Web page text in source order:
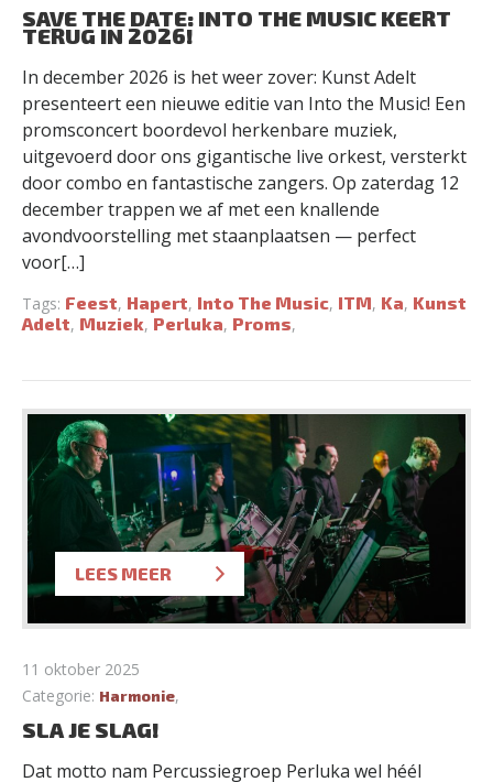
SAVE THE DATE: INTO THE MUSIC KEERT
TERUG IN 2026!
In december 2026 is het weer zover: Kunst Adelt
presenteert een nieuwe editie van Into the Music! Een
promsconcert boordevol herkenbare muziek,
uitgevoerd door ons gigantische live orkest, versterkt
door combo en fantastische zangers. Op zaterdag 12
december trappen we af met een knallende
avondvoorstelling met staanplaatsen — perfect
voor[…]
Tags: Feest, Hapert, Into The Music, ITM, Ka, Kunst
Adelt, Muziek, Perluka, Proms,
LEES MEER
11 oktober 2025
Categorie: Harmonie,
SLA JE SLAG!
Dat motto nam Percussiegroep Perluka wel héél